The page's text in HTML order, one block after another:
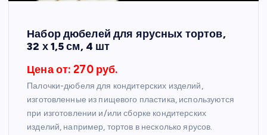
Набор дюбелей для ярусных тортов,
32 х 1,5 см, 4 шт
Цена от: 270 руб.
Палочки-дюбеля для кондитерских изделий,
изготовленные из пищевого пластика, используются
при изготовлении и/или сборке кондитерских
изделий, например, тортов в несколько ярусов.